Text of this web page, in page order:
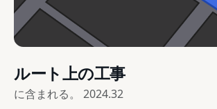
ルート上の工事
に含まれる。 2024.32